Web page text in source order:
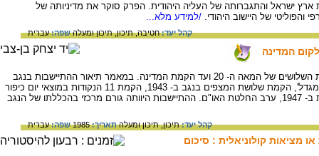
ישראל והתגברותה של העליה היהודית. הפרק סוקר את מדיניותה של
והפוליטי של היישוב היהודי. /למידע מלא...
קהל יעד:חטיבה,תיכון,תיכון ומעלהשפה:עברית
המדינה
על תנופת ההתיישבות בנגב לקראת סוף שנות השלושים של המאה ה- 20 ועד הקמת המדינה. במאמר תיאור ההתיישבות בנגב
מאז הקמתו של קיבוץ נגבה במסגרת 'חומה ומגדל', הקמת שלושת המצפים בנגב ב- 1943, הקמת 11 הנקודות במוצאי יום כיפור
תש"ז (1946) והקמת נקודות התיישבות נוספות ב- 1947, ערב החלטת האו"ם. ההתיישבות היוותה גורם מרכזי בהכללתו של הנגב
קהל יעד:תיכון,תיכון ומעלהתאריך:1985 שפה:עברית
מציאות קולוניאלית : סיכום